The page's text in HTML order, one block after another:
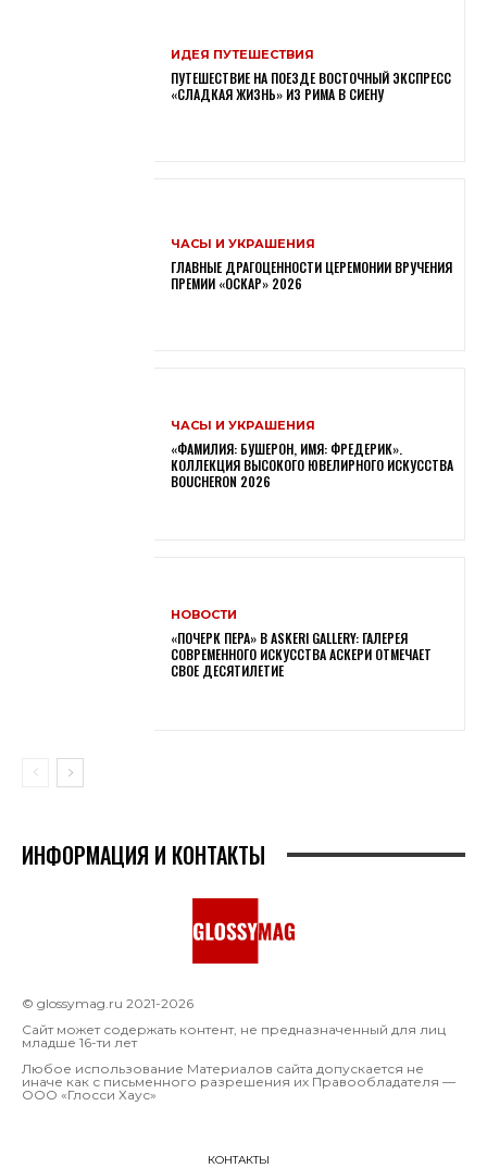
ИДЕЯ ПУТЕШЕСТВИЯ
ПУТЕШЕСТВИЕ НА ПОЕЗДЕ ВОСТОЧНЫЙ ЭКСПРЕСС
«СЛАДКАЯ ЖИЗНЬ» ИЗ РИМА В СИЕНУ
ЧАСЫ И УКРАШЕНИЯ
ГЛАВНЫЕ ДРАГОЦЕННОСТИ ЦЕРЕМОНИИ ВРУЧЕНИЯ
ПРЕМИИ «ОСКАР» 2026
ЧАСЫ И УКРАШЕНИЯ
«ФАМИЛИЯ: БУШЕРОН, ИМЯ: ФРЕДЕРИК».
КОЛЛЕКЦИЯ ВЫСОКОГО ЮВЕЛИРНОГО ИСКУССТВА
BOUCHERON 2026
НОВОСТИ
«ПОЧЕРК ПЕРА» В ASKERI GALLERY: ГАЛЕРЕЯ
СОВРЕМЕННОГО ИСКУССТВА АСКЕРИ ОТМЕЧАЕТ
СВОЕ ДЕСЯТИЛЕТИЕ
ИНФОРМАЦИЯ И КОНТАКТЫ
© glossymag.ru 2021-2026
Сайт может содержать контент, не предназначенный для лиц
младше 16-ти лет
Любое использование Материалов сайта допускается не
иначе как с письменного разрешения их Правообладателя —
OOO «Глосси Хаус»
КОНТАКТЫ